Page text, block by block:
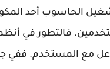
الحاسوب أحد
فالتطور في
مع المستخدم. ففي